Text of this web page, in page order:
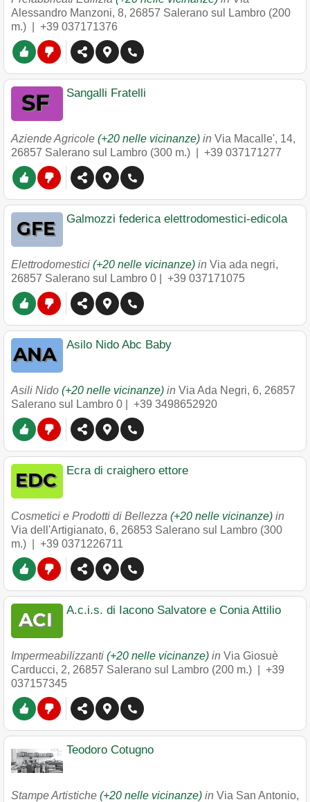
Alessandro Manzoni, 8, 26857 Salerano sul Lambro (200
m.) | +39 037171376
Sangalli Fratelli
Aziende Agricole (+20 nelle vicinanze) in Via Macalle', 14,
26857 Salerano sul Lambro (300 m.) | +39 037171277
Galmozzi federica elettrodomestici-edicola
Elettrodomestici (+20 nelle vicinanze) in Via ada negri,
26857 Salerano sul Lambro 0 | +39 037171075
Asilo Nido Abc Baby
Asili Nido (+20 nelle vicinanze) in Via Ada Negri, 6, 26857
Salerano sul Lambro 0 | +39 3498652920
Ecra di craighero ettore
Cosmetici e Prodotti di Bellezza (+20 nelle vicinanze) in
Via dell'Artigianato, 6, 26853 Salerano sul Lambro (300
m.) | +39 0371226711
A.c.i.s. di Iacono Salvatore e Conia Attilio
Impermeabilizzanti (+20 nelle vicinanze) in Via Giosuè
Carducci, 2, 26857 Salerano sul Lambro (200 m.) | +39
037157345
Teodoro Cotugno
Stampe Artistiche (+20 nelle vicinanze) in Via San Antonio,